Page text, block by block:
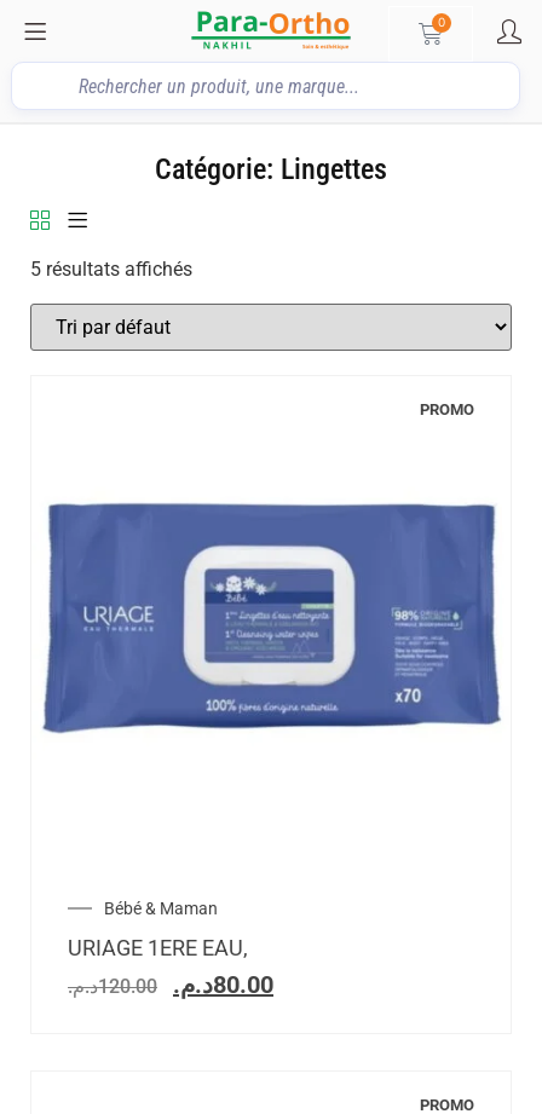
0
Catégorie: Lingettes
5 résultats affichés
PROMO
Bébé & Maman
URIAGE 1ERE EAU,
120.00د.م. 80.00د.م.
PROMO